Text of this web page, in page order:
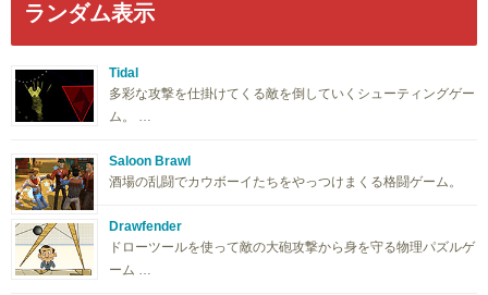
ランダム表示
Tidal
多彩な攻撃を仕掛けてくる敵を倒していくシューティングゲー
ム。 …
Saloon Brawl
酒場の乱闘でカウボーイたちをやっつけまくる格闘ゲーム。
Drawfender
ドローツールを使って敵の大砲攻撃から身を守る物理パズルゲ
ーム …